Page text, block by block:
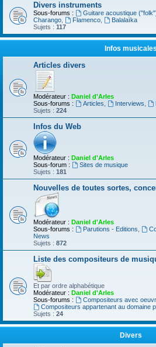
Divers instruments
Sous-forums : Guitare acoustique
Charango
Flamenco,
Balalaïka
Sujets : 117
Infos musicales
Articles divers
Modérateur : Daniel d'Arles
Sous-forums :
Articles Interviews
Sujets : 224
Infos du Web
Modérateur : Daniel d'Arles
Sous-forum :
Sites de musique
Sujets : 181
Nouvelles de toutes sortes,
Modérateur : Daniel d'Arles
Sous-forums :
Parutions - Editions
News
Sujets : 872
Liste des compositeurs de
Et par ordre alphabétique
Modérateur : Daniel d'Arles
Sous-forums :
Compositeurs avec
Compositeurs appartenant au domaine
Sujets : 24
Divers